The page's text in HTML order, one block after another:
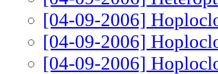
[04-09-2006]
[04-09-2006]
[04-09-2006]